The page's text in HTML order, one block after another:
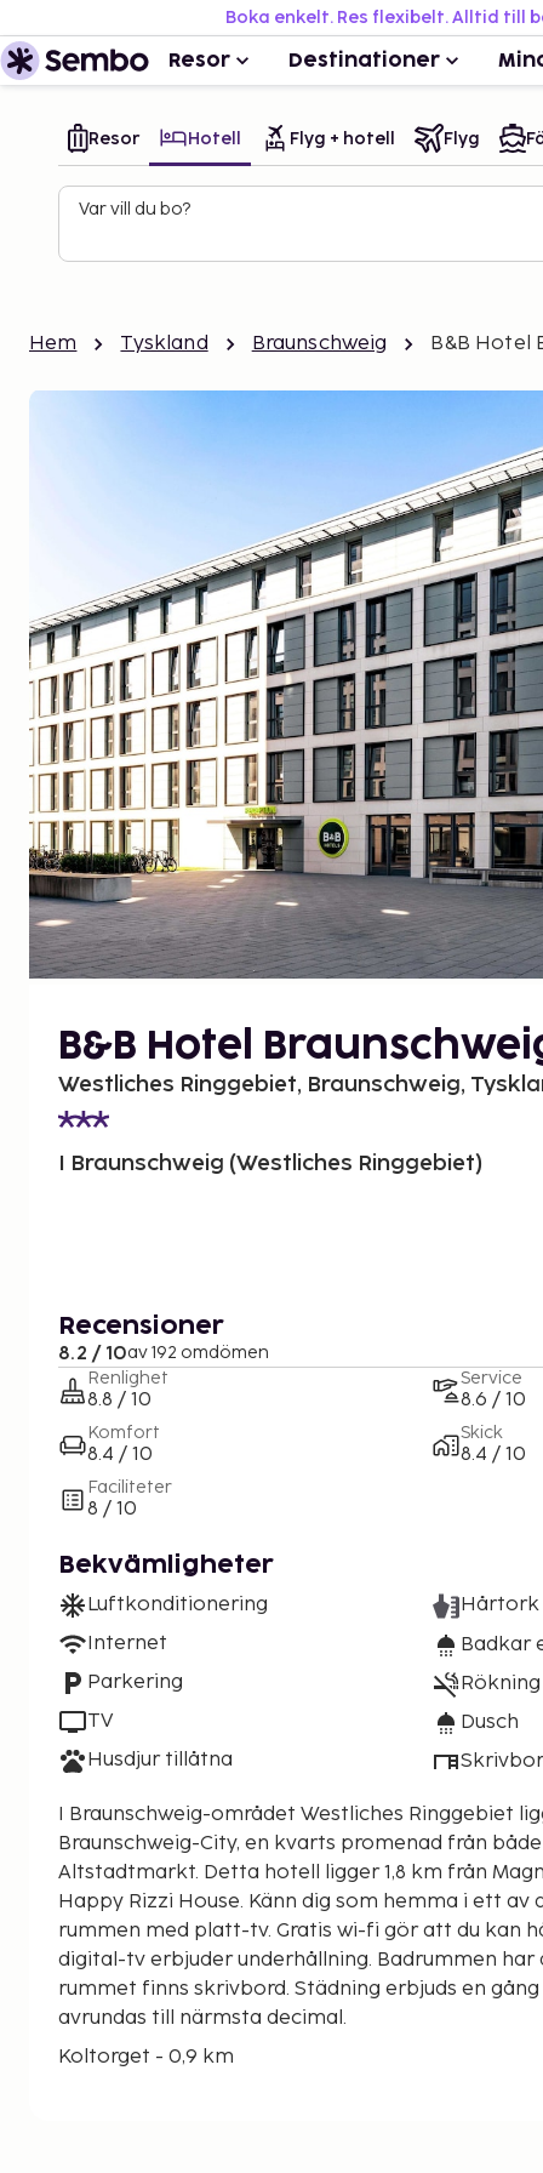
Boka enkelt. Res flexibelt. Alltid till
Resor Destinationer
Resor Hotell Flyg + hotell Flyg
Var vill du bo?
Hem Tyskland Braunschweig B&B Hotel
B&B Hotel
Westliches Ringgebiet, Braunschweig,
I Braunschweig (Westliches Ringgebiet)
Recensioner
8.2 / 10av 192 omdömen
Renlighet
8.8 / 10
Komfort
8.4 / 10
Faciliteter
8 / 10
Service
8.6 / 10
Skick
8.4 / 10
Bekvämligheter
Luftkonditionering
Internet
Parkering
TV
Husdjur tillåtna
Hårtork
Badkar
Dusch
I Braunschweig-området Westliches Ringgebiet
Braunschweig-City, en kvarts promenad från
Altstadtmarkt. Detta hotell ligger 1,8 km från Magniviertel och 1,8 km från
Happy Rizzi House. Känn dig som hemma i ett
rummen med platt-tv. Gratis wi-fi gör att du kan
digital-tv erbjuder underhållning. Badrummen har
rummet finns skrivbord. Städning erbjuds en
avrundas till närmsta decimal.
Koltorget - 0,9 km